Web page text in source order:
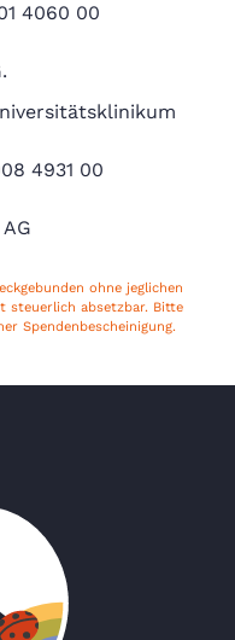
4060 00
4931 00
ohne jeglichen
steuerlich absetzbar. Bitte
Spendenbescheinigung.